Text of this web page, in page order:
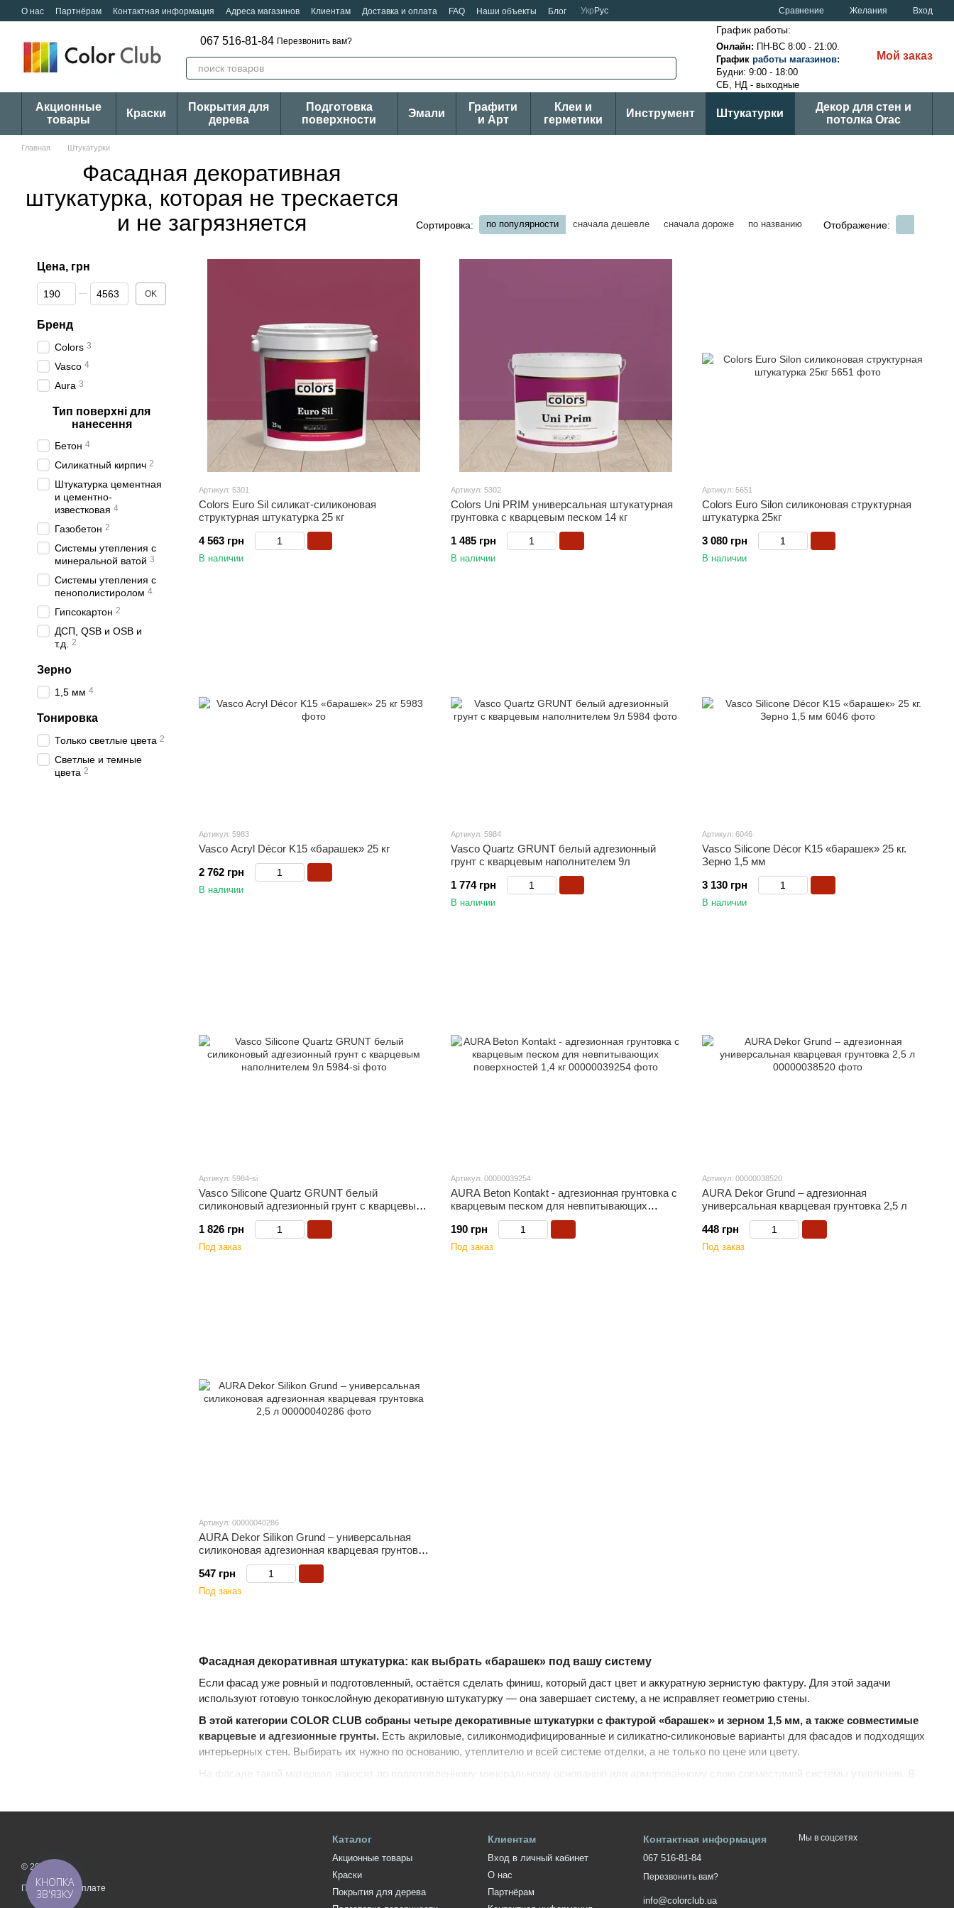
Перейти к основному контенту
О нас Партнёрам Контактная информация Адреса магазинов Клиентам Доставка и оплата FAQ Наши объекты Блог Укр Рус Сравнение Желания Вход
067 516-81-84 Перезвонить вам?
График работы:
Онлайн: ПН-ВС 8:00 - 21:00.
График работы магазинов:
Будни: 9:00 - 18:00
СБ, НД - выходные
Мой заказ
Акционные
товары
Краски
Покрытия для
дерева
Подготовка
поверхности
Эмали
Графити
и Арт
Клеи и
герметики
Инструмент Штукатурки
Декор для стен и
потолка Orac
Главная Штукатурки
Фасадная декоративная
штукатурка, которая не трескается
и не загрязняется
Сортировка: по популярности сначала дешевле сначала дороже по названию Отображение:
Фасадная декоративная штукатурка: как выбрать «барашек» под вашу систему
Если фасад уже ровный и подготовленный, остаётся сделать финиш, который даст цвет и аккуратную зернистую фактуру. Для этой задачи
используют готовую тонкослойную декоративную штукатурку — она завершает систему, а не исправляет геометрию стены.
В этой категории COLOR CLUB собраны четыре декоративные штукатурки с фактурой «барашек» и зерном 1,5 мм, а также совместимые
кварцевые и адгезионные грунты. Есть акриловые, силиконмодифицированные и силикатно-силиконовые варианты для фасадов и подходящих
интерьерных стен. Выбирать их нужно по основанию, утеплителю и всей системе отделки, а не только по цене или цвету.
На фасаде такой материал наносят по подготовленному минеральному основанию или армированному слою совместимой системы утепления. В
Артикул: 5301
Colors Euro Sil силикат-силиконовая
структурная штукатурка 25 кг
4 563 грн
В наличии
Артикул: 5302
Colors Uni PRIM универсальная штукатурная
грунтовка с кварцевым песком 14 кг
1 485 грн
В наличии
Артикул: 5651
Colors Euro Silon силиконовая структурная
штукатурка 25кг
3 080 грн
В наличии
Артикул: 5983
Vasco Acryl Décor K15 «барашек» 25 кг
2 762 грн
В наличии
Артикул: 5984
Vasco Quartz GRUNT белый адгезионный
грунт с кварцевым наполнителем 9л
1 774 грн
В наличии
Артикул: 6046
Vasco Silicone Décor K15 «барашек» 25 кг.
Зерно 1,5 мм
3 130 грн
В наличии
Артикул: 5984-si
Vasco Silicone Quartz GRUNT белый
силиконовый адгезионный грунт с кварцевым
наполнителем 9л
1 826 грн
Под заказ
Артикул: 00000039254
AURA Beton Kontakt - адгезионная грунтовка с
кварцевым песком для невпитывающих
поверхностей 1,4 кг
190 грн
Под заказ
Артикул: 00000038520
AURA Dekor Grund – адгезионная
универсальная кварцевая грунтовка 2,5 л
448 грн
Под заказ
Артикул: 00000040286
AURA Dekor Silikon Grund – универсальная
силиконовая адгезионная кварцевая грунтовка
547 грн
Под заказ
Цена, грн
От Цена, грн
До Цена, грн OK
Бренд
Colors 3
Vasco 4
Aura 3
Тип поверхні для
нанесення
Бетон 4
Силикатный кирпич 2
Штукатурка цементная
и цементно-
известковая 4
Газобетон 2
Системы утепления с
минеральной ватой 3
Системы утепления с
пенополистиролом 4
Гипсокартон 2
ДСП, QSB и OSB и
т.д.
2
Зерно
1,5 мм 4
Тонировка
Только светлые цвета 2
Светлые и темные
цвета 2
© 2026
Принимаем к оплате
Каталог
Акционные товары
Краски
Покрытия для дерева
Клиентам
Вход в личный кабинет
О нас
Партнёрам
Контактная информация
067 516-81-84
Перезвонить вам?
info@colorclub.ua
Мы в соцсетях
КНОПКА
ЗВ'ЯЗКУ